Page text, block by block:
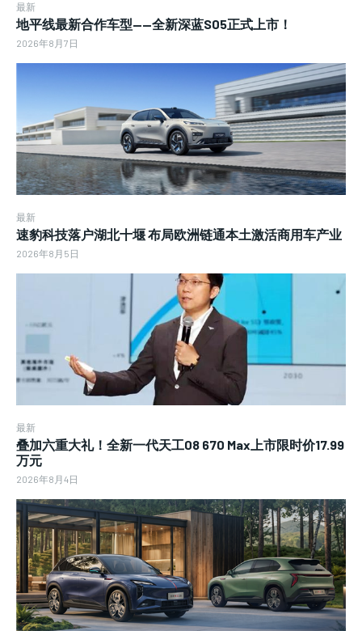
最新
地平线最新合作车型——全新深蓝S05正式上市！
2026年8月7日
最新
速豹科技落户湖北十堰 布局欧洲链通本土激活商用车产业
2026年8月5日
最新
叠加六重大礼！全新一代天工08 670 Max上市限时价17.99
万元
2026年8月4日